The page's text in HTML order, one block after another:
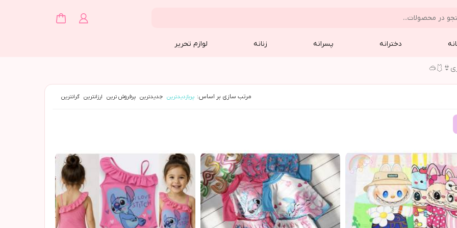
دخترانه پسرانه زنانه لوازم تحریر
مرتب سازی بر اساس: پربازدیدترین جدیدترین پرفروش ترین ارزانترین گرانترین